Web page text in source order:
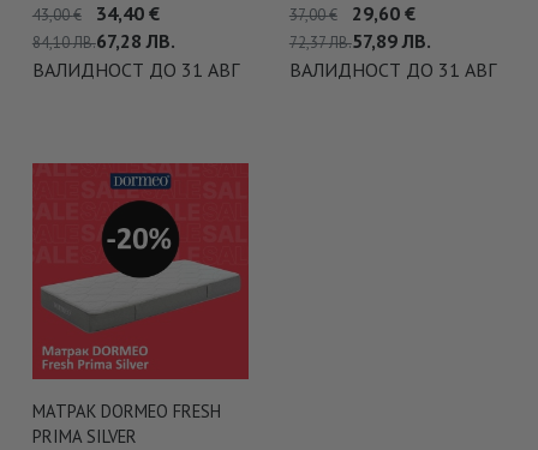
34,40 €
67,28ЛВ.
43,00€
84,10ЛВ.
ВАЛИДНОСТ ДО 31 АВГ
29,60 €
57,89ЛВ.
37,00€
72,37ЛВ.
ВАЛИДНОСТ ДО 31 АВГ
МАТРАК DORMEO FRESH
PRIMA SILVER